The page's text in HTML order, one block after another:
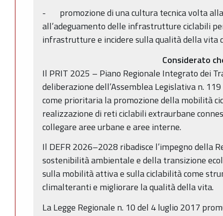
- promozione di una cultura tecnica volta
all’adeguamento delle infrastrutture ciclabili
infrastrutture e incidere sulla qualità della vita
Considerato
Il PRIT 2025 – Piano Regionale Integrato dei
deliberazione dell’Assemblea Legislativa n.
come prioritaria la promozione della mobilità
realizzazione di reti ciclabili extraurbane
collegare aree urbane e aree interne.
Il DEFR 2026–2028 ribadisce l’impegno della
sostenibilità ambientale e della transizione
sulla mobilità attiva e sulla ciclabilità come
climalteranti e migliorare la qualità della vita.
La Legge Regionale n. 10 del 4 luglio 2017